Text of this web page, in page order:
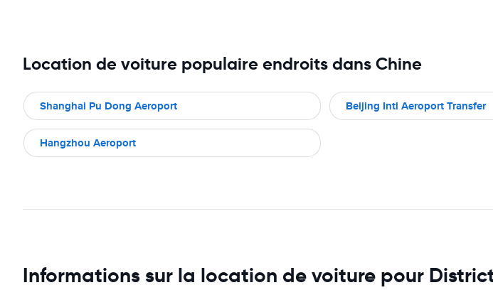
Location de voiture populaire endroits dans Chine
Shanghai Pu Dong Aeroport Beijing Intl Aeroport Transfer
Hangzhou Aeroport
Informations sur la location de voiture pour